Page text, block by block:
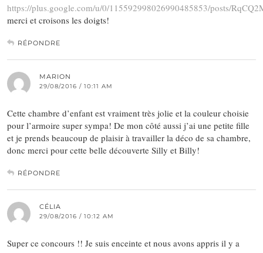
https://plus.google.com/u/0/115592998026990485853/posts/
merci et croisons les doigts!
RÉPONDRE
MARION
29/08/2016 / 10:11 AM
Cette chambre d’enfant est vraiment très jolie et la couleur choisie
pour l’armoire super sympa! De mon côté aussi j’ai une petite fille
et je prends beaucoup de plaisir à travailler la déco de sa chambre,
donc merci pour cette belle découverte Silly et Billy!
RÉPONDRE
CÉLIA
29/08/2016 / 10:12 AM
Super ce concours !! Je suis enceinte et nous avons appris il y a